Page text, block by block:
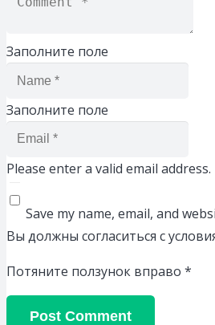
Заполните поле
Заполните поле
Please enter a valid email address.
Save my name, email, and
Вы должны согласиться с
Потяните ползунок вправо *
Post Comment